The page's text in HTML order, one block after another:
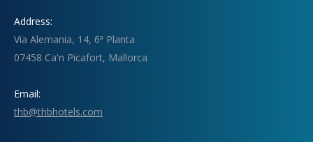
Address:
Via Alemania, 14, 6ª Planta
07458 Ca'n Picafort, Mallorca
Email:
thb@thbhotels.com